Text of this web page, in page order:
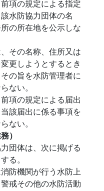
項の規定による指定
水防協力団体の名
の所在地を公示しな
その名称、住所又は
更しようとするとき
の旨を水防管理者に
ない。
項の規定による届出
該届出に係る事項を
ない。
）
団体は、次に掲げる
る。
防機関が行う水防上
戒その他の水防活動